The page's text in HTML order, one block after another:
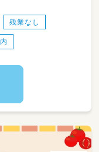
ート
消毒などの環境整
残業なし